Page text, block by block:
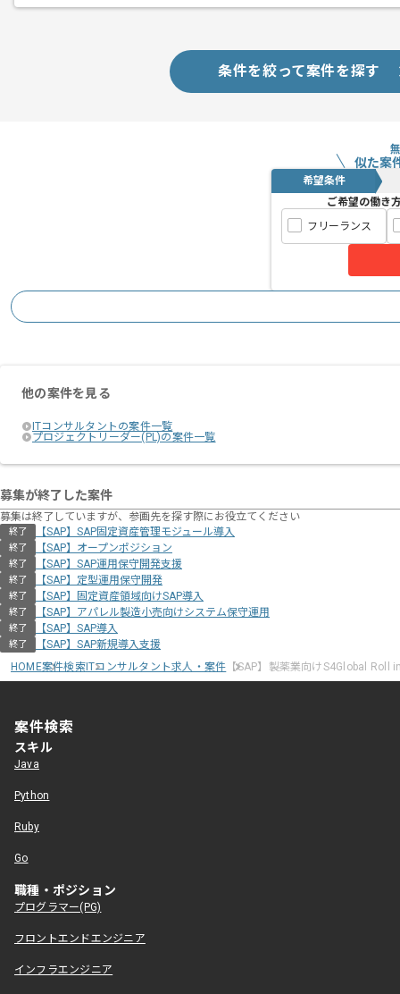
条件を絞って案件を探す
似た案
希望条件
ご希望の働き
フリーランス
他の案件を見る
ITコンサルタントの案件一覧
プロジェクトリーダー(PL)の案件一覧
募集が終了した案件
募集は終了していますが、参画先を探す際にお役立てください
終了 【SAP】SAP固定資産管理モジュール導入
終了 【SAP】オープンポジション
終了 【SAP】SAP運用保守開発支援
終了 【SAP】定型運用保守開発
終了 【SAP】固定資産領域向けSAP導入
終了 【SAP】アパレル製造小売向けシステム保守運用
終了 【SAP】SAP導入
終了
【SAP】SAP新規導入支援
HOME案件検索ITコンサルタント求人・案件 【SAP】製薬業向けS4Global Roll
案件検索
スキル
Java
Python
Ruby
Go
職種・ポジション
プログラマー(PG)
フロントエンドエンジニア
インフラエンジニア